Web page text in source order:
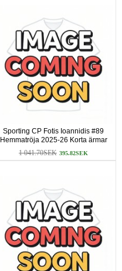
Sporting CP Fotis Ioannidis #89
Hemmatröja 2025-26 Korta ärmar
1 041.70SEK 395.82SEK